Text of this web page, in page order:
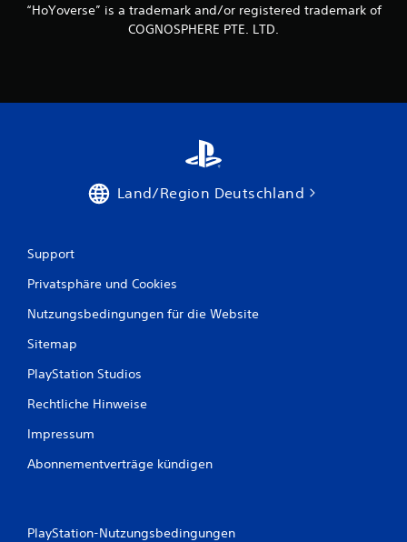
“HoYoverse” is a trademark and/or registered trademark of
COGNOSPHERE PTE. LTD.
Land/Region Deutschland
Support
Privatsphäre und Cookies
Nutzungsbedingungen für die Website
Sitemap
PlayStation Studios
Rechtliche Hinweise
Impressum
Abonnementverträge kündigen
PlayStation-Nutzungsbedingungen